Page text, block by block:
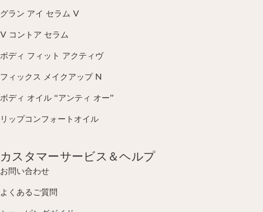
グラン アイ セラム V
V コントア セラム
ボディ フィット アクティヴ
フィックス メイクアップ N
ボディ オイル “アンティ オー”
リップコンフォートオイル
カスタマーサービス＆ヘルプ
お問い合わせ
よくあるご質問